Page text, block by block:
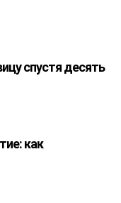
спустя десять
как